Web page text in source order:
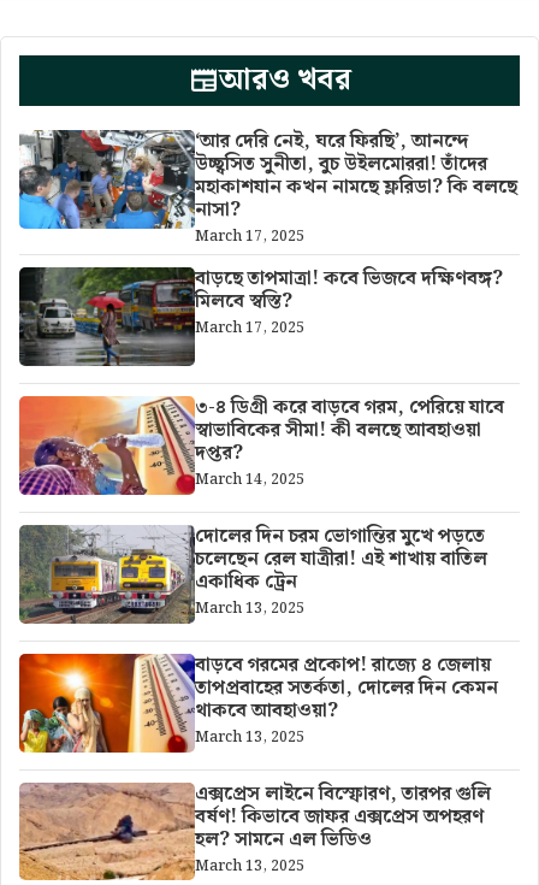
আরও খবর
‘আর দেরি নেই, ঘরে ফিরছি’, আনন্দে
উচ্ছ্বসিত সুনীতা, বুচ উইলমোররা! তাঁদের
মহাকাশযান কখন নামছে ফ্লরিডা? কি বলছে
নাসা?
March 17, 2025
বাড়ছে তাপমাত্রা! কবে ভিজবে দক্ষিণবঙ্গ?
মিলবে স্বস্তি?
March 17, 2025
৩-৪ ডিগ্রী করে বাড়বে গরম, পেরিয়ে যাবে
স্বাভাবিকের সীমা! কী বলছে আবহাওয়া
দপ্তর?
March 14, 2025
দোলের দিন চরম ভোগান্তির মুখে পড়তে
চলেছেন রেল যাত্রীরা! এই শাখায় বাতিল
একাধিক ট্রেন
March 13, 2025
বাড়বে গরমের প্রকোপ! রাজ্যে ৪ জেলায়
তাপপ্রবাহের সতর্কতা, দোলের দিন কেমন
থাকবে আবহাওয়া?
March 13, 2025
এক্সপ্রেস লাইনে বিস্ফোরণ, তারপর গুলি
বর্ষণ! কিভাবে জাফর এক্সপ্রেস অপহরণ
হল? সামনে এল ভিডিও
March 13, 2025